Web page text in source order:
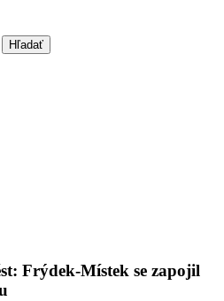
Hľadať
Frýdek-Místek se zapojil